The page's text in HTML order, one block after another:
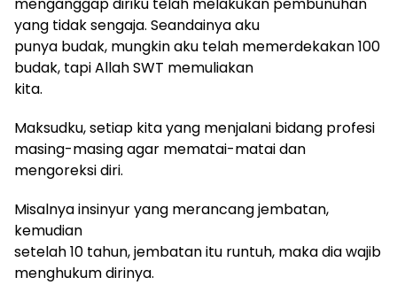
menganggap diriku telah melakukan pembunuhan
yang tidak sengaja. Seandainya aku
punya budak, mungkin aku telah memerdekakan 100
budak, tapi Allah SWT memuliakan
kita.
Maksudku, setiap kita yang menjalani bidang profesi
masing-masing agar mematai-matai dan
mengoreksi diri.
Misalnya insinyur yang merancang jembatan,
kemudian
setelah 10 tahun, jembatan itu runtuh, maka dia wajib
menghukum dirinya.